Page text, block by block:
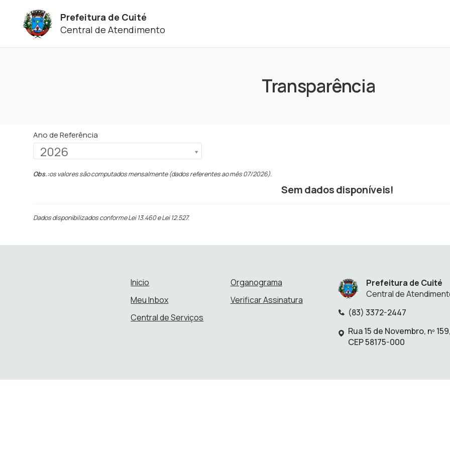
Prefeitura de Cuité
Central de Atendimento
Transparência
Ano de Referência
2026
Obs.:os valores são computados mensalmente (dados referentes ao mês 07/2026).
Sem dados disponíveis!
Dados disponibilizados conforme Lei 13.460 e Lei 12.527.
Inicio
Meu Inbox
Central de Serviços
Organograma
Verificar Assinatura
Prefeitura de Cuité
Central de
Telefone:
(83) 3372-2447
Endereço:
Rua 15 de Novembro, nº
CEP 58175-000